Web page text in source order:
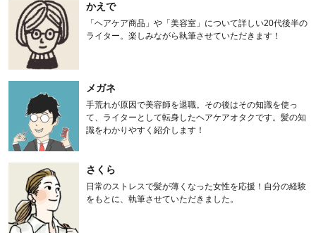
かえで
「ヘアケア商品」や「美容室」について詳しい20代後半の
ライター。楽しみながら執筆させていただきます！
メガネ
手荒れが原因で美容師を退職。その後はその知識を使っ
て、ライターとして転身したヘアケアオタクです。髪の知
識をわかりやすく紹介します！
さくら
日常のストレスで髪が薄くなった女性を応援！自分の経験
をもとに、執筆させていただきました。